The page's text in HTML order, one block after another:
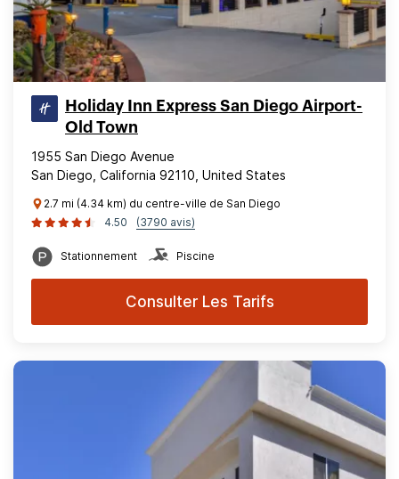
Holiday Inn Express San Diego Airport-
Old Town
1955 San Diego Avenue
San Diego, California 92110, United States
2.7 mi (4.34 km) du centre-ville de San Diego
4.50
(3790 avis)
Stationnement Piscine
Consulter Les Tarifs